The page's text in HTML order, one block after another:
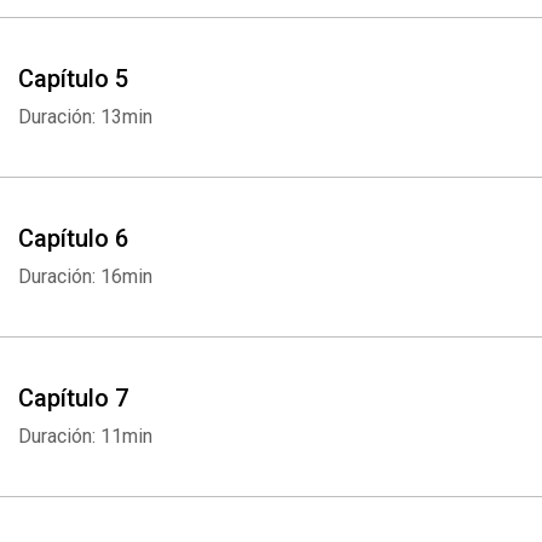
Capítulo 5
Duración: 13min
Capítulo 6
Duración: 16min
Capítulo 7
Duración: 11min